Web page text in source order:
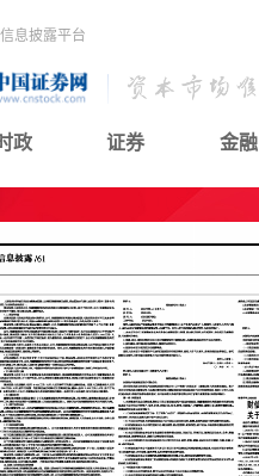
息披露平台
政 证券 金融